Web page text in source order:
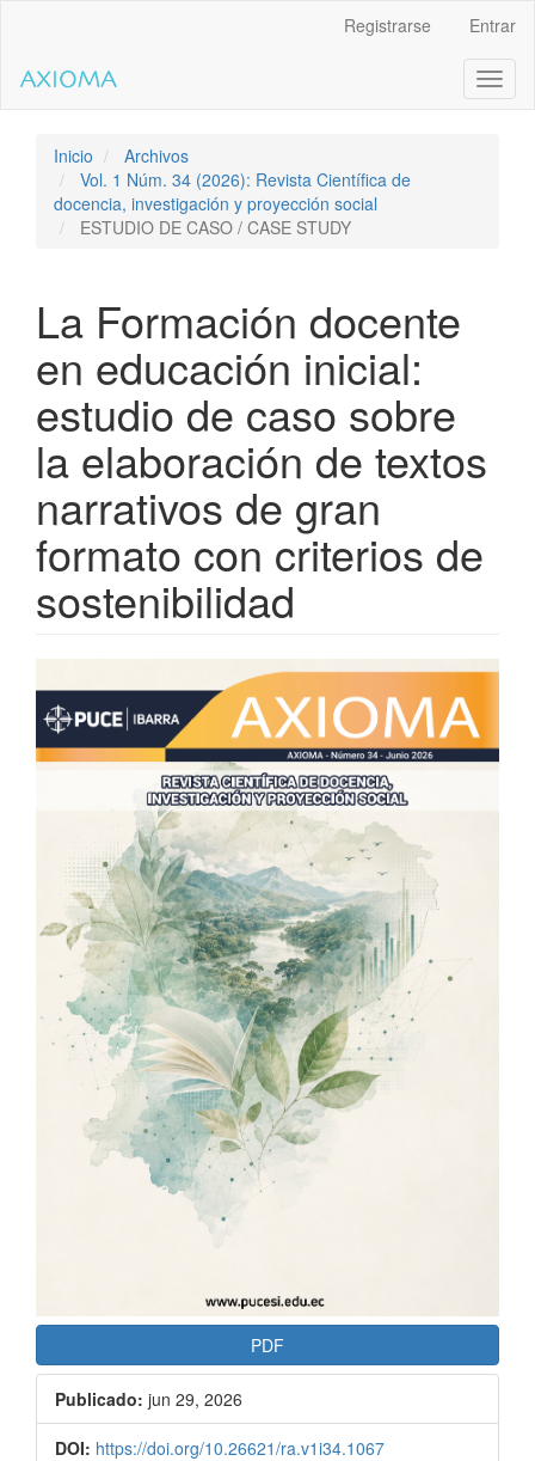
contenido
de
Navegación
principal
Contenido
Registrarse Entrar
Inicio
Archivos
Vol. 1 Núm. 34 (2026): Revista Científica de
docencia, investigación y proyección social
ESTUDIO DE CASO / CASE STUDY
La Formación docente
en educación inicial:
estudio de caso sobre
la elaboración de textos
narrativos de gran
formato con criterios de
sostenibilidad
Barra
lateral
del
artículo
PDF
Publicado: jun 29, 2026
DOI: https://doi.org/10.26621/ra.v1i34.1067